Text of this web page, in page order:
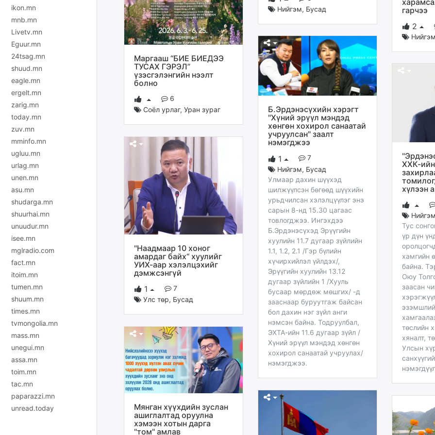
ikon.mn
mnb.mn
Livetv.mn
Eguur.mn
24tsag.mn
shuud.mn
eagle.mn
ergelt.mn
zarig.mn
today.mn
zuv.mn
mminfo.mn
ugluu.mn
urlag.mn
unen.mn
asu.mn
shudarga.mn
shuurhai.mn
unuudur.mn
isee.mn
mglradio.com
fact.mn
itoim.mn
tumen.mn
shuum.mn
times.mn
tvmongolia.mn
mass.mn
unegui.mn
assa.mn
toim.mn
tac.mn
paparazzi.mn
unread.today
Маргааш “БИЕ БИЕДЭЭ
ТУСАХ ГЭРЭЛ”
үзэсгэлэнгийн нээлт
болно
6
Соёл урлаг, Уран зураг
Нийгэм, Бусад
гарчээ
2
Б.Эрдэнэсүхийн хэрэгт
"Хүний эрүүл мэндэд
хөнгөн хохирол санаатай
учруулсан" заалт
нэмэгджээ
1
7
Нийгэм, Бусад
Улмаар дахин шүүхэд
шилжүүлсэн бөгөөд шүүхийн
урьдчилсан хэлэлцүүлэг энэ
сарын 8-нд 15.30 цагаас
товлогджээ. Ингэхдээ
Б.Эрдэнэсүхэд Эрүүгийн
хуулийн 11.7 дугаар зүйлийн
1.1, 1.2, 2.1 /Гэр бүлийн
хүчирхийлэл үйлдэх/,
Эрүүгийн хуулийн 13.12
дугаар зүйлийн 1 /Хууль
бусаар мөрдөж мөшгих/ -д
зааснаар буруутгаж байсан
бол дахин нэг зүйл анги
нэмсэн байна. Тодруулбал,
ЭХТА-ийн 11.6 дугаар зүйл /
Хүний эрүүл мэндэд хөнгөн
хохирол санаатай учруулах/
нэмэгджээ.
ХХК-ийн
хүлээн
Тус
үр дүн
хамгийн
байна.
Оюу
заасан
төслийн
хяналт,
Улсын
"Наадмаар 10 хоног
амардаг байх“ хуулийг
УИХ-аар хэлэлцэхийг
дэмжсэнгүй
1
7
Улс төр, Бусад
Мянган хүүхдийн зуслан
ашиглалтад оруулна
хэмээн хотын дарга
"том" амлав